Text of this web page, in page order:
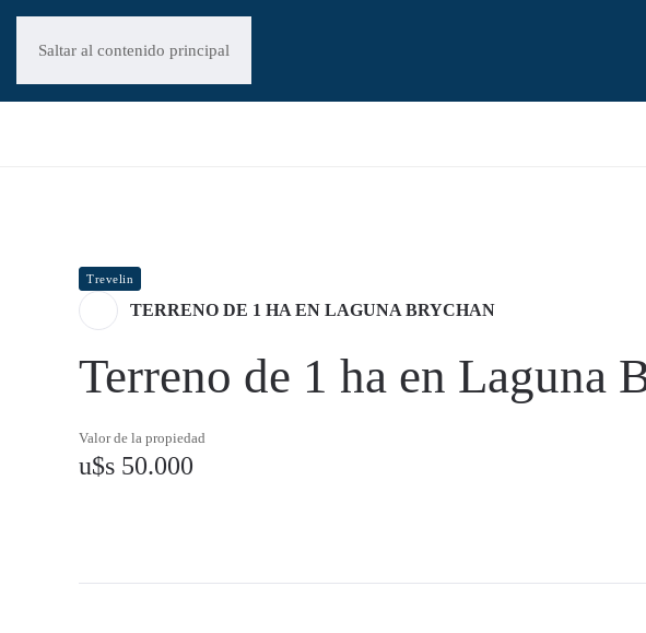
Saltar al contenido principal
TERRENO DE 1 HA EN LAGUNA BRYCHAN
Trevelin
Terreno de 1 ha en Laguna
Valor de la propiedad
u$s 50.000